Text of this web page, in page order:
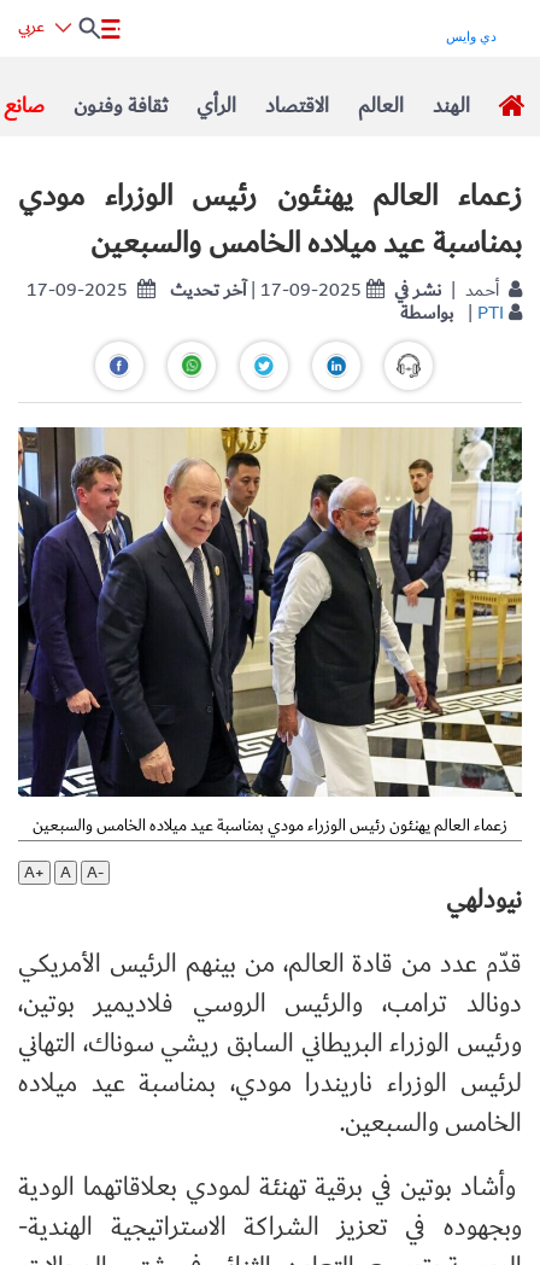
صانع ثقافة وفنون الرأي الاقتصاد العالم الهند
زعماء العالم يهنئون رئيس الوزراء مودي
بمناسبة عيد ميلاده الخامس والسبعين
17-09-2025 آخر تحديث| 17-09-2025 نشر في
بواسطة | PTI
زعماء العالم يهنئون رئيس الوزراء مودي بمناسبة عيد ميلاده الخامس والسبعين
A+
A A-
نيودلهي
قدّم عدد من قادة العالم، من بينهم الرئيس الأمريكي
دونالد ترامب، والرئيس الروسي فلاديمير بوتين،
ورئيس الوزراء البريطاني السابق ريشي سوناك، التهاني
لرئيس الوزراء ناريندرا مودي، بمناسبة عيد ميلاده
الخامس والسبعين.
وأشاد بوتين في برقية تهنئة لمودي بعلاقاتهما الودية
وبجهوده في تعزيز الشراكة الاستراتيجية الهندية-